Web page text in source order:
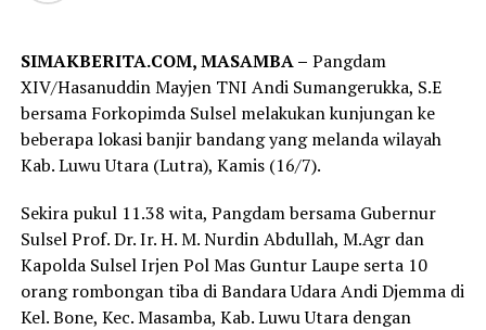
SIMAKBERITA.COM, MASAMBA – Pangdam
XIV/Hasanuddin Mayjen TNI Andi Sumangerukka, S.E
bersama Forkopimda Sulsel melakukan kunjungan ke
beberapa lokasi banjir bandang yang melanda wilayah
Kab. Luwu Utara (Lutra), Kamis (16/7).
Sekira pukul 11.38 wita, Pangdam bersama Gubernur
Sulsel Prof. Dr. Ir. H. M. Nurdin Abdullah, M.Agr dan
Kapolda Sulsel Irjen Pol Mas Guntur Laupe serta 10
orang rombongan tiba di Bandara Udara Andi Djemma di
Kel. Bone, Kec. Masamba, Kab. Luwu Utara dengan